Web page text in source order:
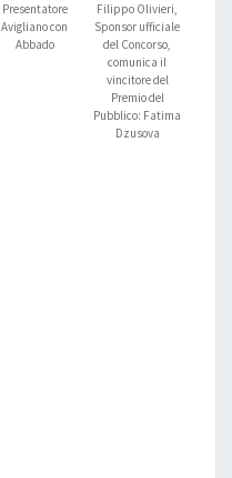
Presentatore
Avigliano con
Abbado
Filippo Olivieri,
Sponsor ufficiale
del Concorso,
comunica il
vincitore del
Premio del
Pubblico: Fatima
Dzusova